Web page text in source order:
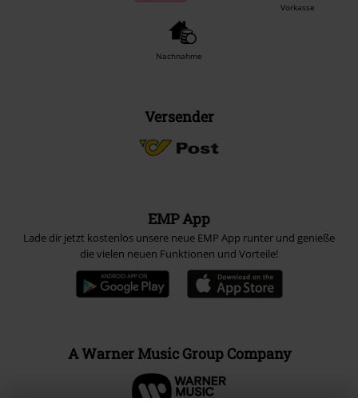
Vorkasse
Nachnahme
Versender
EMP App
Lade dir jetzt kostenlos unsere neue EMP App runter und genieße
die vielen neuen Funktionen und Vorteile!
A Warner Music Group Company